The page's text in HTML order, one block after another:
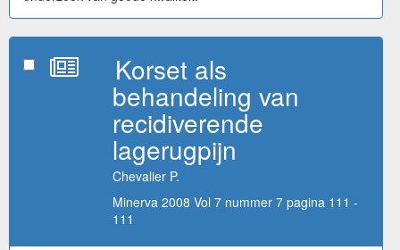
Korset als
behandeling van
recidiverende
lagerugpijn
Chevalier P.
Minerva 2008 Vol 7 nummer 7 pagina 111 -
111